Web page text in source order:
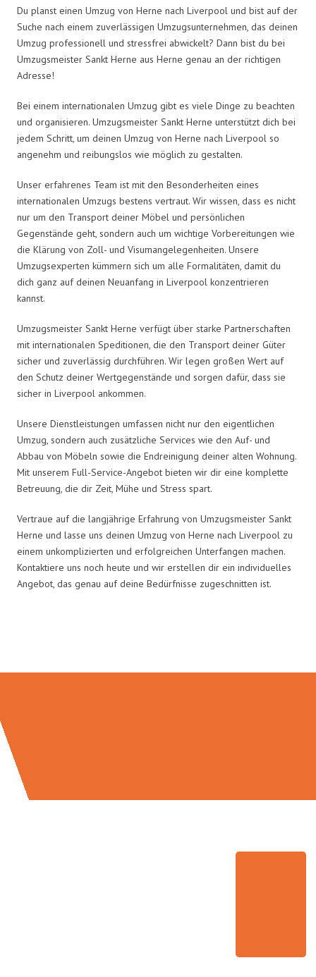
Du planst einen Umzug von Herne nach Liverpool und bist auf der
Suche nach einem zuverlässigen Umzugsunternehmen, das deinen
Umzug professionell und stressfrei abwickelt? Dann bist du bei
Umzugsmeister Sankt Herne aus Herne genau an der richtigen
Adresse!
Bei einem internationalen Umzug gibt es viele Dinge zu beachten
und organisieren. Umzugsmeister Sankt Herne unterstützt dich bei
jedem Schritt, um deinen Umzug von Herne nach Liverpool so
angenehm und reibungslos wie möglich zu gestalten.
Unser erfahrenes Team ist mit den Besonderheiten eines
internationalen Umzugs bestens vertraut. Wir wissen, dass es nicht
nur um den Transport deiner Möbel und persönlichen
Gegenstände geht, sondern auch um wichtige Vorbereitungen wie
die Klärung von Zoll- und Visumangelegenheiten. Unsere
Umzugsexperten kümmern sich um alle Formalitäten, damit du
dich ganz auf deinen Neuanfang in Liverpool konzentrieren
kannst.
Umzugsmeister Sankt Herne verfügt über starke Partnerschaften
mit internationalen Speditionen, die den Transport deiner Güter
sicher und zuverlässig durchführen. Wir legen großen Wert auf
den Schutz deiner Wertgegenstände und sorgen dafür, dass sie
sicher in Liverpool ankommen.
Unsere Dienstleistungen umfassen nicht nur den eigentlichen
Umzug, sondern auch zusätzliche Services wie den Auf- und
Abbau von Möbeln sowie die Endreinigung deiner alten Wohnung.
Mit unserem Full-Service-Angebot bieten wir dir eine komplette
Betreuung, die dir Zeit, Mühe und Stress spart.
Vertraue auf die langjährige Erfahrung von Umzugsmeister Sankt
Herne und lasse uns deinen Umzug von Herne nach Liverpool zu
einem unkomplizierten und erfolgreichen Unterfangen machen.
Kontaktiere uns noch heute und wir erstellen dir ein individuelles
Angebot, das genau auf deine Bedürfnisse zugeschnitten ist.